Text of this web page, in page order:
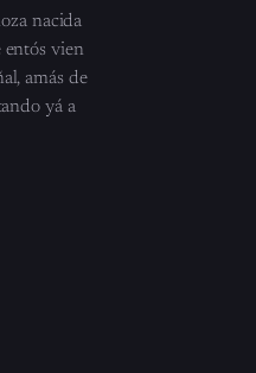
nacida
vien
amás de
yá a